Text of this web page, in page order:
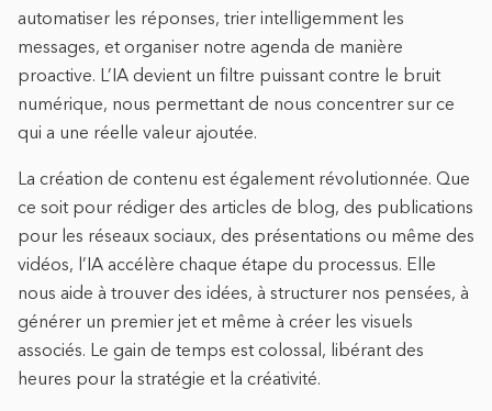
automatiser les réponses, trier intelligemment les
messages, et organiser notre agenda de manière
proactive. L’IA devient un filtre puissant contre le bruit
numérique, nous permettant de nous concentrer sur ce
qui a une réelle valeur ajoutée.
La création de contenu est également révolutionnée. Que
ce soit pour rédiger des articles de blog, des publications
pour les réseaux sociaux, des présentations ou même des
vidéos, l’IA accélère chaque étape du processus. Elle
nous aide à trouver des idées, à structurer nos pensées, à
générer un premier jet et même à créer les visuels
associés. Le gain de temps est colossal, libérant des
heures pour la stratégie et la créativité.